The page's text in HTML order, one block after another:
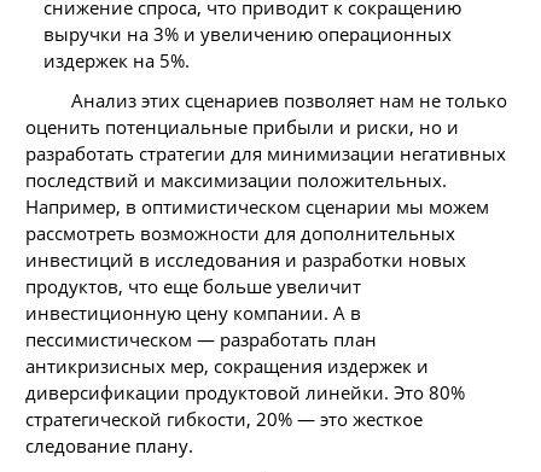
снижение спроса, что приводит к сокращению
выручки на 3% и увеличению операционных
издержек на 5%.
Анализ этих сценариев позволяет нам не только
оценить потенциальные прибыли и риски, но и
разработать стратегии для минимизации негативных
последствий и максимизации положительных.
Например, в оптимистическом сценарии мы можем
рассмотреть возможности для дополнительных
инвестиций в исследования и разработки новых
продуктов, что еще больше увеличит
инвестиционную цену компании. А в
пессимистическом — разработать план
антикризисных мер, сокращения издержек и
диверсификации продуктовой линейки. Это 80%
стратегической гибкости, 20% — это жесткое
следование плану.